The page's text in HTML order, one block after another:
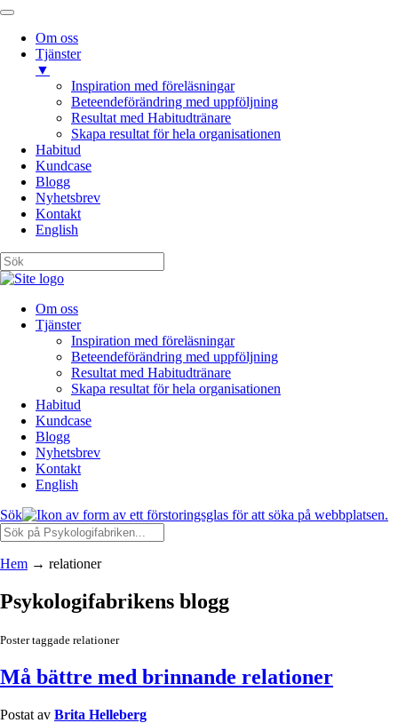
Om oss
Tjänster
▼
Inspiration med föreläsningar
Beteendeförändring med uppföljning
Resultat med Habitudtränare
Skapa resultat för hela organisationen
Habitud
Kundcase
Blogg
Nyhetsbrev
Kontakt
English
Om oss
Tjänster
Inspiration med föreläsningar
Beteendeförändring med uppföljning
Resultat med Habitudtränare
Skapa resultat för hela organisationen
Habitud
Kundcase
Blogg
Nyhetsbrev
Kontakt
English
Sök
Hem → relationer
Psykologifabrikens blogg
Poster taggade relationer
Må bättre med brinnande relationer
Postat av Brita Helleberg